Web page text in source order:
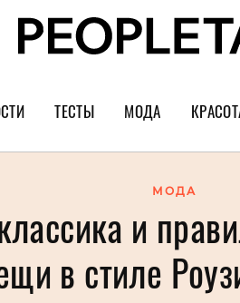
ТЕСТЫ МОДА
Тренды
Шопинг
Как носить
Украшения и
МОДА
и
в стиле